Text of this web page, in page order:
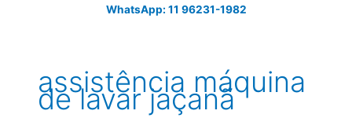
WhatsApp: 11 96231-1982
assistência máquina
de lavar jaçanã